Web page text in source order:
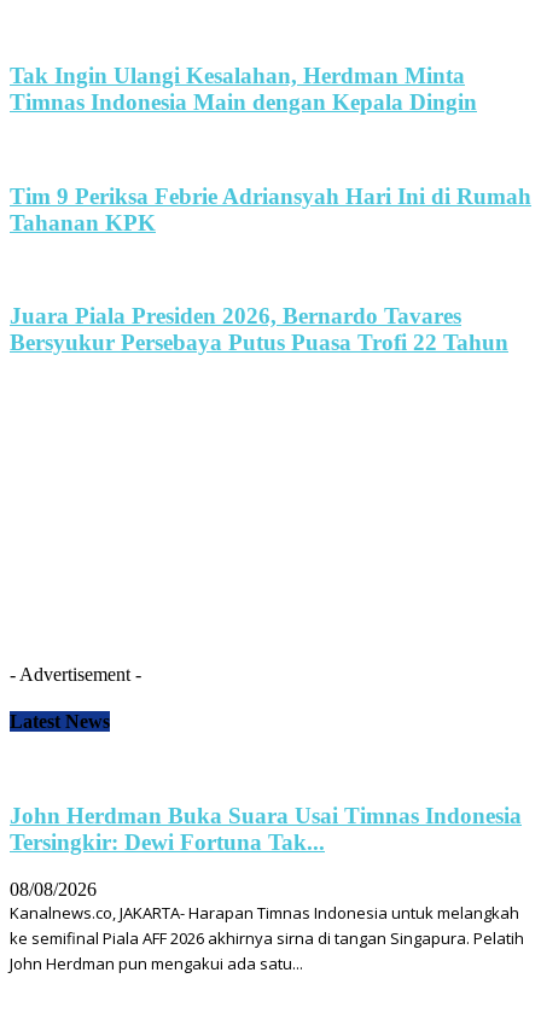
Tak Ingin Ulangi Kesalahan, Herdman Minta
Timnas Indonesia Main dengan Kepala Dingin
Tim 9 Periksa Febrie Adriansyah Hari Ini di Rumah
Tahanan KPK
Juara Piala Presiden 2026, Bernardo Tavares
Bersyukur Persebaya Putus Puasa Trofi 22 Tahun
- Advertisement -
Latest News
John Herdman Buka Suara Usai Timnas Indonesia
Tersingkir: Dewi Fortuna Tak...
08/08/2026
Kanalnews.co, JAKARTA- Harapan Timnas Indonesia untuk melangkah
ke semifinal Piala AFF 2026 akhirnya sirna di tangan Singapura. Pelatih
John Herdman pun mengakui ada satu...